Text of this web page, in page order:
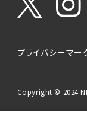
プライバシーマー
Copyright © 2024